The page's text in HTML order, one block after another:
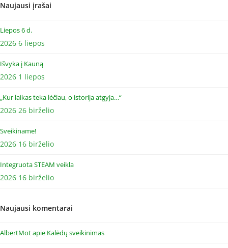
Naujausi įrašai
Liepos 6 d.
2026 6 liepos
Išvyka į Kauną
2026 1 liepos
„Kur laikas teka lėčiau, o istorija atgyja…“
2026 26 birželio
Sveikiname!
2026 16 birželio
Integruota STEAM veikla
2026 16 birželio
Naujausi komentarai
AlbertMotapie Kalėdų sveikinimas